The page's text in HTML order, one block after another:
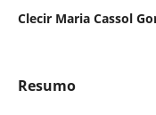
Clecir Maria Cassol
Resumo